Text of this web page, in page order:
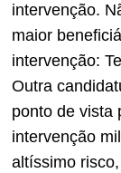
intervenção.
maior
intervenção:
Outra
ponto de vista
intervenção
altíssimo